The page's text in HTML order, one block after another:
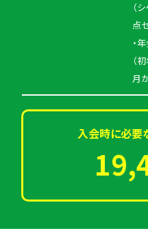
（
点
・
（
月
入会時に必要